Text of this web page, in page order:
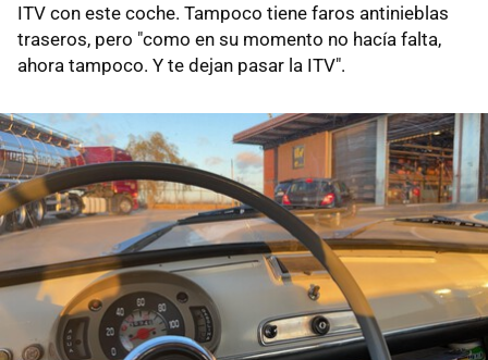
ITV con este coche. Tampoco tiene faros antinieblas
traseros, pero "como en su momento no hacía falta,
ahora tampoco. Y te dejan pasar la ITV".